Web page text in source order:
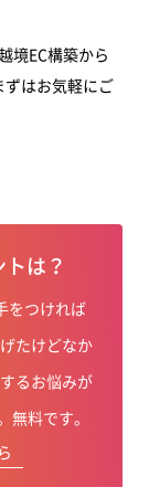
境EC構築から
はお気軽にご
は？
をつければ
たけどなか
るお悩みが
料です。